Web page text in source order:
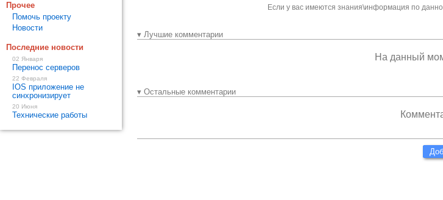
Если у вас имеются знания\информация по
▾ Лучшие комментарии
На данный
▾ Остальные комментарии
Прочее
Помочь проекту
Новости
Последние новости
02 Января
Перенос серверов
22 Февраля
IOS приложение не
синхронизирует
20 Июня
Технические работы